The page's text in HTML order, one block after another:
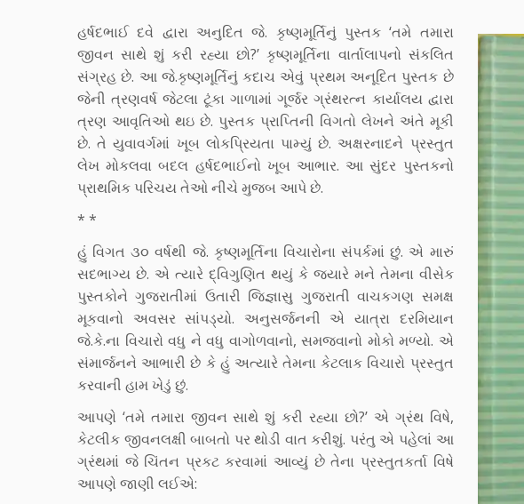
હર્ષદભાઈ દવે દ્વારા અનુદિત જે. કૃષ્ણમૂર્તિનું પુસ્તક ‘તમે તમારા
જીવન સાથે શું કરી રહ્યા છો?’ કૃષ્ણમૂર્તિના વાર્તાલાપનો સંકલિત
સંગ્રહ છે. આ જે.કૃષ્ણમૂર્તિનું કદાચ એવું પ્રથમ અનૂદિત પુસ્તક છે
જેની ત્રણવર્ષ જેટલા ટૂંકા ગાળામાં ગૂર્જર ગ્રંથરત્ન કાર્યાલય દ્વારા
ત્રણ આવૃતિઓ થઇ છે. પુસ્તક પ્રાપ્તિની વિગતો લેખને અંતે મૂકી
છે. તે યુવાવર્ગમાં ખૂબ લોકપ્રિયતા પામ્યું છે. અક્ષરનાદને પ્રસ્તુત
લેખ મોકલવા બદલ હર્ષદભાઈનો ખૂબ આભાર. આ સુંદર પુસ્તકનો
પ્રાથમિક પરિચય તેઓ નીચે મુજબ આપે છે.
* *
હું વિગત ૩૦ વર્ષથી જે. કૃષ્ણમૂર્તિના વિચારોના સંપર્કમાં છું. એ મારું
સદભાગ્ય છે. એ ત્યારે દ્વિગુણિત થયું કે જયારે મને તેમના વીસેક
પુસ્તકોને ગુજરાતીમાં ઉતારી જિજ્ઞાસુ ગુજરાતી વાચકગણ સમક્ષ
મૂકવાનો અવસર સાંપડ્યો. અનુસર્જનની એ યાત્રા દરમિયાન
જે.કે.ના વિચારો વધુ ને વધુ વાગોળવાનો, સમજવાનો મોકો મળ્યો. એ
સંમાર્જનને આભારી છે કે હું અત્યારે તેમના કેટલાક વિચારો પ્રસ્તુત
કરવાની હામ ખેડું છું.
આપણે ‘તમે તમારા જીવન સાથે શું કરી રહ્યા છો?’ એ ગ્રંથ વિષે,
કેટલીક જીવનલક્ષી બાબતો પર થોડી વાત કરીશું. પરંતુ એ પહેલાં આ
ગ્રંથમાં જે ચિંતન પ્રકટ કરવામાં આવ્યું છે તેના પ્રસ્તુતકર્તા વિષે
આપણે જાણી લઈએ: